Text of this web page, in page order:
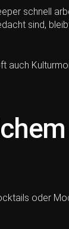
schnell
sind,
auch
oder